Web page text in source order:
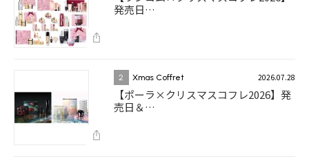
発売日…
2 Xmas Coffret 2026.07.28
【ポーラ×クリスマスコフレ2026】発
売日＆…